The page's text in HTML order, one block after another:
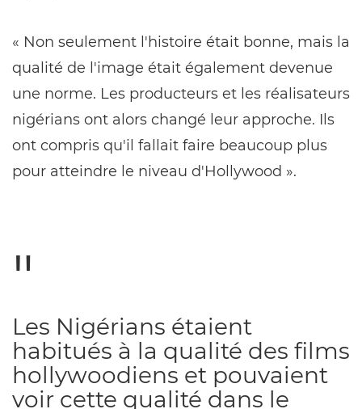
« Non seulement l'histoire était bonne, mais la
qualité de l'image était également devenue
une norme. Les producteurs et les réalisateurs
nigérians ont alors changé leur approche. Ils
ont compris qu'il fallait faire beaucoup plus
pour atteindre le niveau d'Hollywood ».
Les Nigérians étaient
habitués à la qualité des films
hollywoodiens et pouvaient
voir cette qualité dans le